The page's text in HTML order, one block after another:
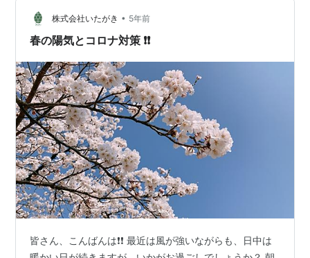
感染したことから、全職員を対象に調査していた。 大阪
市の松井一郎市長は記者会見で「本当に申し訳ないと思
株式会社いたがき • 5年前
春の陽気とコロナ対策 ❗❗
皆さん、こんばんは❗❗ 最近は風が強いながらも、日中は